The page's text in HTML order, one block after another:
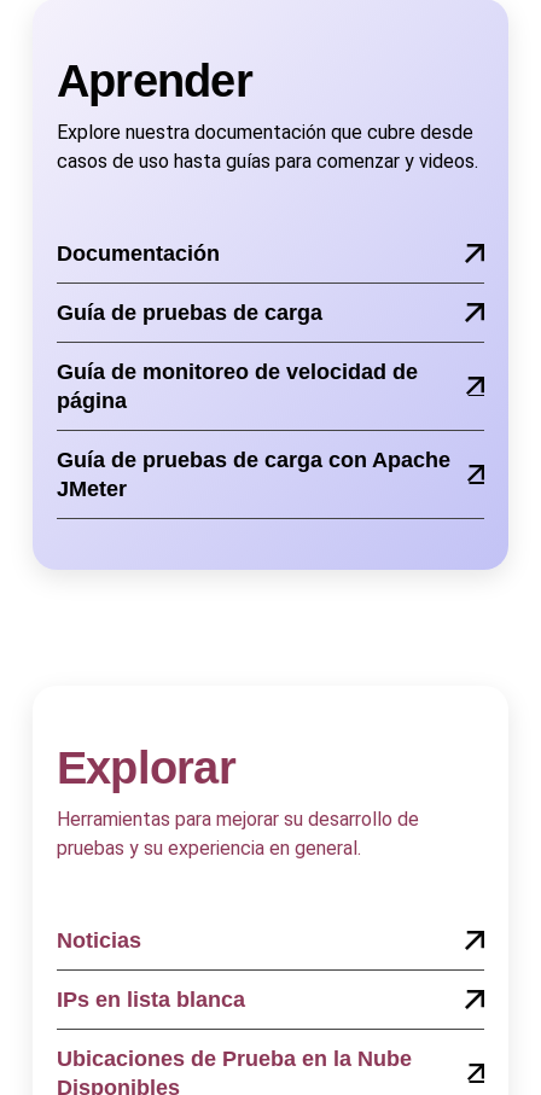
Aprender
Explore nuestra documentación que cubre desde
casos de uso hasta guías para comenzar y videos.
Documentación
Guía de pruebas de carga
Guía de monitoreo de velocidad de
página
Guía de pruebas de carga con Apache
JMeter
Explorar
Herramientas para mejorar su desarrollo de
pruebas y su experiencia en general.
Noticias
IPs en lista blanca
Ubicaciones de Prueba en la Nube
Disponibles